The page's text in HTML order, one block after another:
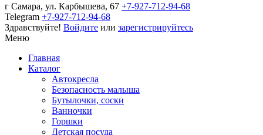
г Самара, ул. Карбышева, 67 +7-927-712-94-68
Telegram +7-927-712-94-68
Здравствуйте! Войдите или зарегистрируйтесь
Меню
Главная
Каталог
Автокресла
Безопасность малыша
Бутылочки, соски
Ванночки
Горшки
Детская посуда